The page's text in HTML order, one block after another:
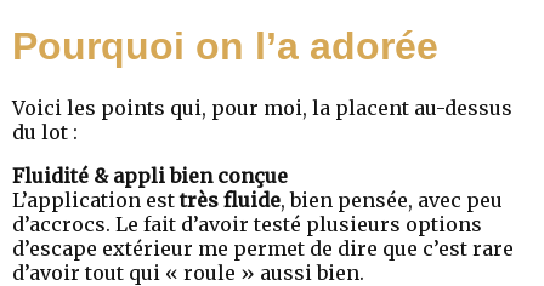
Pourquoi on l’a adorée
Voici les points qui, pour moi, la placent au-dessus
du lot :
Fluidité & appli bien conçue
L’application esttrès fluide, bien pensée, avec peu
d’accrocs. Le fait d’avoir testé plusieurs options
d’escape extérieur me permet de dire que c’est rare
d’avoir tout qui « roule » aussi bien.